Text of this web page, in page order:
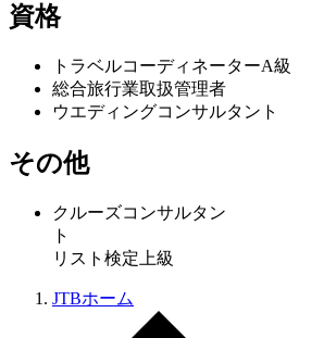
資格
トラベルコーディネーターA級
総合旅行業取扱管理者
ウエディングコンサルタント
その他
クルーズコンサルタン
ト ハワイ
リスト検定上級
JTBホーム